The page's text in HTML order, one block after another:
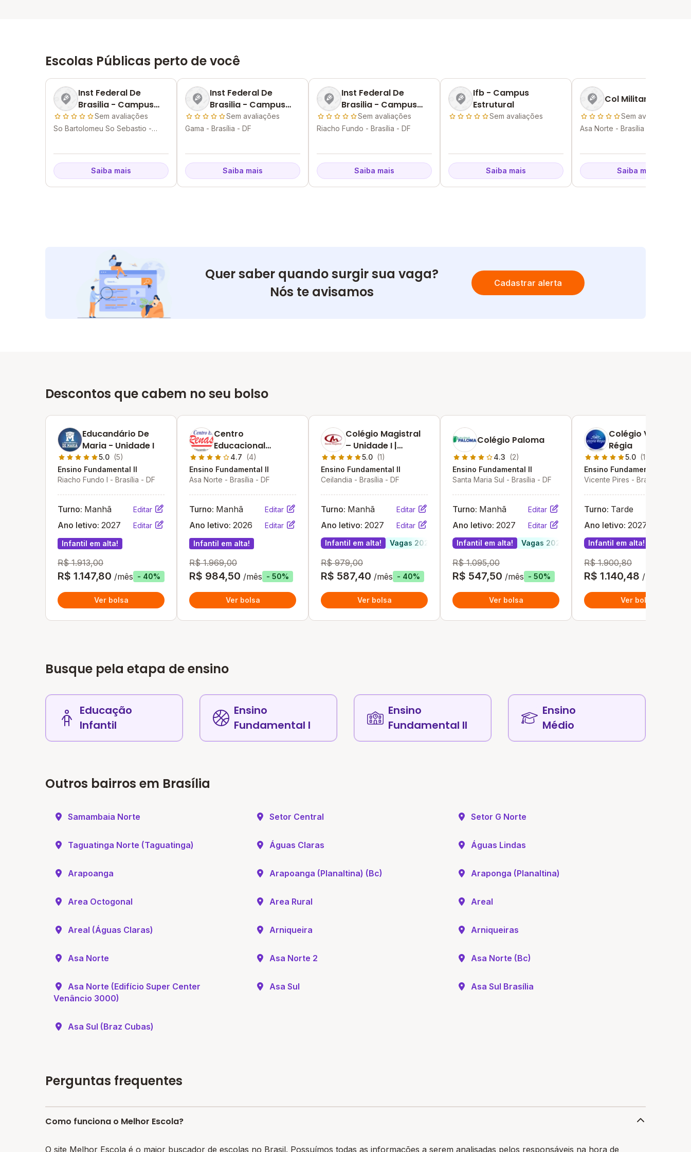
Escolas Públicas perto de você
Inst Federal De
Brasilia - Campus
Sao Sebastiao
Sem avaliações
So Bartolomeu So Sebastio -
Saiba mais
Inst Federal De
Brasilia - Campus
GamaSem avaliações
Gama - Brasília - DF
Saiba mais
Inst Federal De
Brasilia - Campus
Riacho Fundo
Sem avaliações
Riacho Fundo - Brasília - DF
Saiba mais
Ifb - Campus
Estrutural
Sem avaliações
Saiba mais
Col Militar De
Sem avaliações
Asa Norte - Brasília - DF
Saiba mais
Quer saber quando surgir sua vaga?
Nós te avisamos
Cadastrar alerta
Descontos que cabem no seu bolso
Educandário De
Maria - Unidade I
5.0 (5)
Ensino Fundamental II
Riacho Fundo I - Brasília - DF
Turno: Manhã Editar
Ano letivo: 2027 Editar
Infantil em alta!
R$ 1.913,00
R$ 1.147,80 /mês - 40%
Ver bolsa
Centro
Educacional
Renascença
4.7 (4)
Ensino Fundamental II
Asa Norte - Brasília - DF
Turno: Manhã Editar
Ano letivo: 2026 Editar
Infantil em alta!
R$ 1.969,00
R$ 984,50 /mês - 50%
Ver bolsa
Colégio Magistral
– Unidade I |
Ceilândia
5.0 (1)
Ensino Fundamental II
Ceilandia - Brasília - DF
Turno: Manhã Editar
Ano letivo: 2027
Editar
Infantil em alta!
Vagas 2027
R$ 979,00
R$ 587,40 /mês - 40%
Ver bolsa
Colégio Paloma
4.3 (2)
Ensino Fundamental II
Santa Maria Sul - Brasília - DF
Turno: Manhã Editar
Ano letivo: 2027
Editar
Infantil em alta!
Vagas 2027
R$ 1.095,00
R$ 547,50 /mês - 50%
Ver bolsa
Colégio Vitória
Régia
5.0 (19)
Ensino Fundamental II
Vicente Pires - Brasília - DF
Turno: Tarde
Ano letivo: 2027
Infantil em alta!
R$ 1.900,80
R$ 1.140,48 /mês
Ver bolsa
Busque pela etapa de ensino
Educação
Infantil
Ensino
Fundamental I
Ensino
Fundamental II
Ensino
Médio
Outros bairros em Brasília
Samambaia Norte Setor Central Setor G Norte
Taguatinga Norte (Taguatinga) Águas Claras Águas Lindas
Arapoanga Arapoanga (Planaltina) (Bc) Araponga (Planaltina)
Area Octogonal Area Rural Areal
Areal (Águas Claras) Arniqueira Arniqueiras
Asa Norte Asa Norte 2 Asa Norte (Bc)
Asa Norte (Edifício Super Center
Venâncio 3000)
Asa Sul Asa Sul Brasília
Asa Sul (Braz Cubas)
Perguntas frequentes
Como funciona o Melhor Escola?
O site Melhor Escola é o maior buscador de escolas no Brasil. Possuímos todas as informações a serem analisadas pelos responsáveis na hora de